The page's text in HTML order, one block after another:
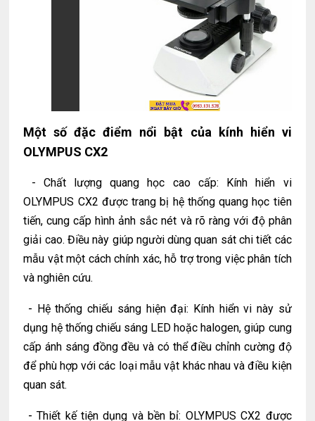
Một số đặc điểm nổi bật của
kính hiển vi
OLYMPUS CX2
- Chất lượng quang học cao cấp: Kính hiển vi
OLYMPUS CX2 được trang bị hệ thống quang học tiên
tiến, cung cấp hình ảnh sắc nét và rõ ràng với độ phân
giải cao. Điều này giúp người dùng quan sát chi tiết các
mẫu vật một cách chính xác, hỗ trợ trong việc phân tích
và nghiên cứu.
- Hệ thống chiếu sáng hiện đại: Kính hiển vi này sử
dụng hệ thống chiếu sáng LED hoặc halogen, giúp cung
cấp ánh sáng đồng đều và có thể điều chỉnh cường độ
để phù hợp với các loại mẫu vật khác nhau và điều kiện
quan sát.
- Thiết kế tiện dụng và bền bỉ: OLYMPUS CX2 được